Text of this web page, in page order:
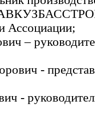
Ассоциации;
–
-
-